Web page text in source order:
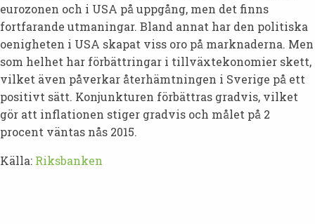
eurozonen och i USA på uppgång, men det finns
fortfarande utmaningar. Bland annat har den politiska
oenigheten i USA skapat viss oro på marknaderna. Men
som helhet har förbättringar i tillväxtekonomier skett,
vilket även påverkar återhämtningen i Sverige på ett
positivt sätt. Konjunkturen förbättras gradvis, vilket
gör att inflationen stiger gradvis och målet på 2
procent väntas nås 2015.
Källa: Riksbanken